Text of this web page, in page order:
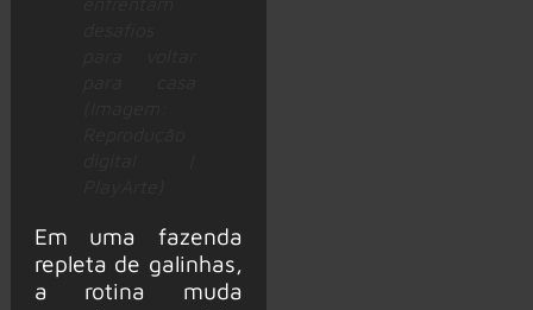
Em uma fazenda
repleta de galinhas,
a rotina muda